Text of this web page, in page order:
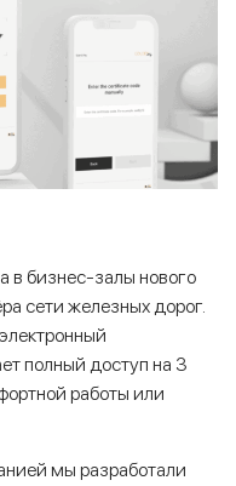
в бизнес-залы нового
сети железных дорог.
полный доступ на 3
работы или
мы разработали